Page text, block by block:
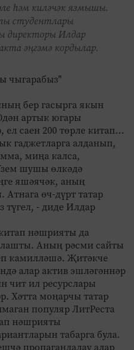
һәм киләчәк язмышы.
студентлары
директоры Илдар
әңгәмә кордылар.
бер гасырга якын
артык югары
саен 200 төрле китап...
гаджетларга алданып,
миңа калса,
шушы өлкәдә
яшәячәк, аның
Атнага өч-дүрт татар
түгел, - диде Илдар
нәшрияты да
Аның рәсми сайты
камилләшә. Җитәкче
алар актив эшләгәннәр
чит ил ресурслары
Хәтта моңарчы татар
популяр ЛитРеста
нәшрияты
табарга була.
пропагандалау алар